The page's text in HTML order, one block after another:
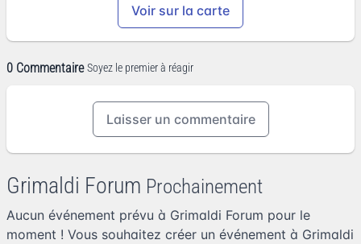
Voir sur la carte
0 Commentaire Soyez le premier à réagir
Laisser un commentaire
Grimaldi Forum Prochainement
Aucun événement prévu à Grimaldi Forum pour le
moment ! Vous souhaitez créer un événement à Grimaldi